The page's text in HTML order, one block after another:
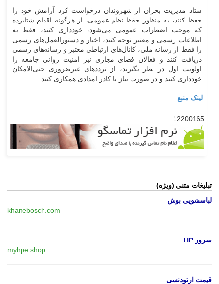
ستاد مدیریت بحران از شهروندان درخواست کرد آرامش خود را
حفظ کنند، به منظور حفظ نظم عمومی، از هرگونه اقدام شتابزده
که موجب اضطراب عمومی می‌شود، خودداری کنند، فقط به
اطلاعات رسمی و معتبر توجه کنند، اخبار و دستورالعمل‌های رسمی
را فقط از رسانه ملی، کانال‌های ارتباطی معتبر و رسانه‌های رسمی
دریافت کنند و فعالان فضای مجازی نیز امنیت روانی جامعه را
اولویت اول در نظر بگیرند، از تردد‌های غیرضروری حتی‌الامکان
خودداری کنند و در صورت نیاز با کادر امدادی همکاری کنند.
لینک منبع
12200165
تبلیغات متنی (ویژه)
لباسشویی بوش
khanebosch.com
سرور HP
myhpe.shop
قیمت ارتودنسی